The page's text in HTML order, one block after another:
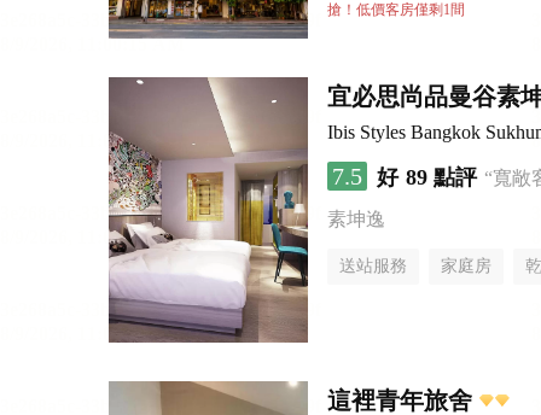
搶！低價客房僅剩1間
宜必思尚品曼谷素
Ibis Styles Bangkok
7.5 好 89 點評 “寬敞
素坤逸
送站服務 家庭房
這裡青年旅舍